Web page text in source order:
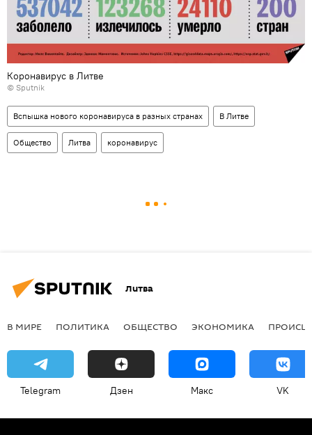
Коронавирус в Литве
© Sputnik
Вспышка нового коронавируса в разных странах В Литве
Общество Литва коронавирус
Литва
В МИРЕ ПОЛИТИКА ОБЩЕСТВО ЭКОНОМИКА
Telegram Дзен Макс VK